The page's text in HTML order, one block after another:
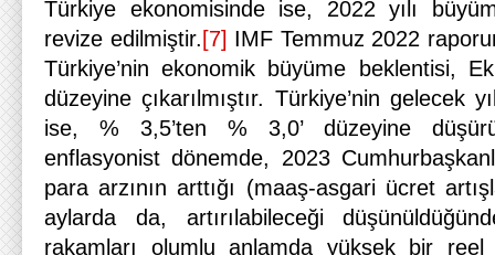
Türkiye ekonomisinde ise, 2022 yılı
revize edilmiştir. [7] IMF Temmuz 2022
Türkiye’nin ekonomik büyüme beklentisi,
düzeyine çıkarılmıştır. Türkiye’nin gelecek
ise, % 3,5’ten % 3,0’ düzeyine
enflasyonist dönemde, 2023
para arzının arttığı (maaş-asgari ücret
aylarda da, artırılabileceği
rakamları olumlu anlamda yüksek bir